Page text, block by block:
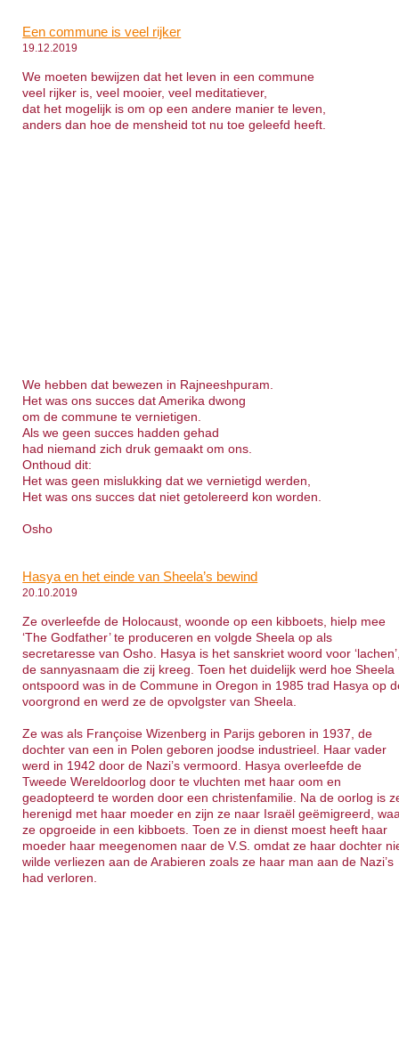
Een commune is veel rijker
19.12.2019
We moeten bewijzen dat het leven in een commune
veel rijker is, veel mooier, veel meditatiever,
dat het mogelijk is om op een andere manier te leven,
anders dan hoe de mensheid tot nu toe geleefd heeft.
We hebben dat bewezen in Rajneeshpuram.
Het was ons succes dat Amerika dwong
om de commune te vernietigen.
Als we geen succes hadden gehad
had niemand zich druk gemaakt om ons.
Onthoud dit:
Het was geen mislukking dat we vernietigd werden,
Het was ons succes dat niet getolereerd kon worden.
Osho
Hasya en het einde van Sheela’s bewind
20.10.2019
Ze overleefde de Holocaust, woonde op een kibboets, hielp mee
‘The Godfather’ te produceren en volgde Sheela op als
secretaresse van Osho. Hasya is het sanskriet woord voor
de sannyasnaam die zij kreeg. Toen het duidelijk werd hoe Sheela
ontspoord was in de Commune in Oregon in 1985 trad Hasya op
voorgrond en werd ze de opvolgster van Sheela.
Ze was als Françoise Wizenberg in Parijs geboren in 1937, de
dochter van een in Polen geboren joodse industrieel. Haar vader
werd in 1942 door de Nazi’s vermoord. Hasya overleefde de
Tweede Wereldoorlog door te vluchten met haar oom en
geadopteerd te worden door een christenfamilie. Na de oorlog is
herenigd met haar moeder en zijn ze naar Israël geëmigreerd,
ze opgroeide in een kibboets. Toen ze in dienst moest heeft haar
moeder haar meegenomen naar de V.S. omdat ze haar dochter
wilde verliezen aan de Arabieren zoals ze haar man aan de Nazi’s
had verloren.